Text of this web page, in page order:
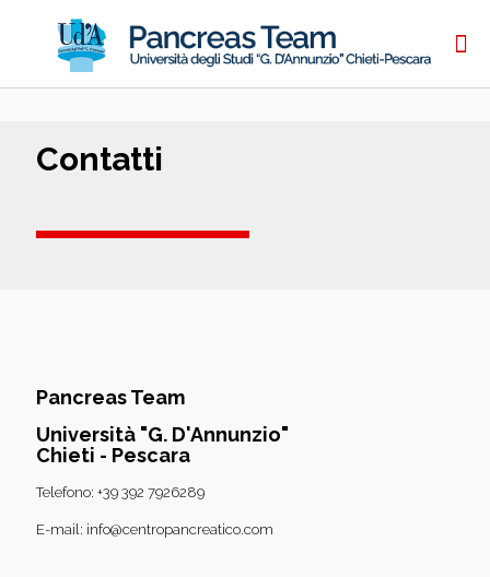
Contatti
Pancreas Team
Università "G. D'Annunzio"
Chieti - Pescara
Telefono: +39 392 7926289
E-mail: info@centropancreatico.com